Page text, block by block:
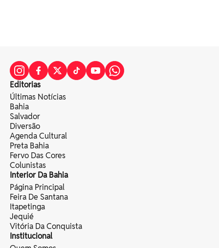
Editorias
Últimas Notícias
Bahia
Salvador
Diversão
Agenda Cultural
Preta Bahia
Fervo Das Cores
Colunistas
Interior Da Bahia
Página Principal
Feira De Santana
Itapetinga
Jequié
Vitória Da Conquista
Institucional